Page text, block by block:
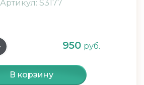
Артикул: S3177
950 руб.
В корзину